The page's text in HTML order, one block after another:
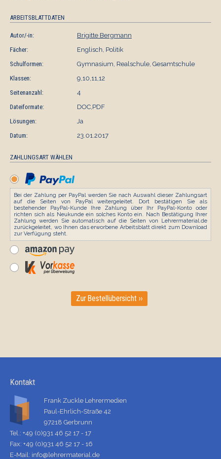
ARBEITSBLATTDATEN
Autor/-in:
Brigitte Bergmann
Fächer:
Englisch, Politik
Schulformen:
Gymnasium, Realschule, Gesamtschule
Klassen:
9,10,11,12
Seitenanzahl:
4
Dateiformate:
DOC,PDF
Lösungen:
Ja
Datum:
23.01.2017
ZAHLUNGSART WÄHLEN
Bei der Zahlung per PayPal werden Sie nach Auswahl dieser Zahlungsart
auf die Seiten von PayPal weitergeleitet. Dort bestätigen Sie als
bestehender PayPal-Kunde Ihre Zahlung über Ihr PayPal-Konto oder
richten sich als Neukunde ein solches Konto ein. Nach Bestätigung Ihrer
Zahlung werden Sie automatisch auf die Seiten von Lehrermaterial.de
zurückgeleitet, wo Ihnen das erworbene Arbeitsblatt direkt zum Download
zur Verfügung steht.
Zur Bestellübersicht ››
Kontakt
Frank Zuckle Lehrermedien
Paul-Ehrlich-Straße 42
97218 Gerbrunn
Tel.: +49 (0)931 46 52 17 - 17
Fax: +49 (0)931 46 52 17 - 16
E-Mail: info@lehrermaterial.de